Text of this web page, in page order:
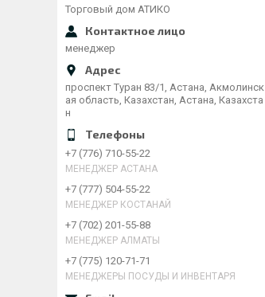
Торговый дом АТИКО
менеджер
проспект Туран 83/1, Астана, Акмолинск
ая область, Казахстан, Астана, Казахста
н
+7 (776) 710-55-22
МЕНЕДЖЕР АСТАНА
+7 (777) 504-55-22
МЕНЕДЖЕР КОСТАНАЙ
+7 (702) 201-55-88
МЕНЕДЖЕР АЛМАТЫ
+7 (775) 120-71-71
МЕНЕДЖЕРЫ ПОСУДЫ И ИНВЕНТАРЯ